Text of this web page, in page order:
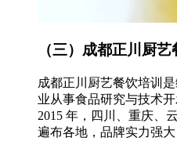
（三）成都正川厨艺
成都正川厨艺餐饮培训
业从事食品研究与技术
2015 年，四川、重庆、
遍布各地，品牌实力强